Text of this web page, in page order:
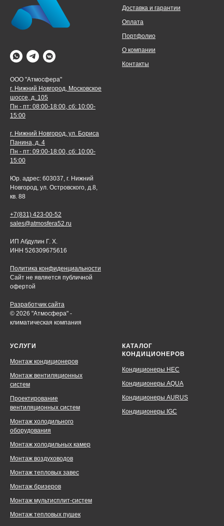
ООО "Атмосфера"
г. Нижний Новгород, Московское
шоссе, д. 105
Пн - пт: 08:00-18:00, сб: 10:00-
15:00
г. Нижний Новгород, ул. Бориса
Панина, д. 4
Пн - пт: 09:00-18:00, сб: 10:00-
15:00
Юр. адрес: 603037, г. Нижний
Новгород, ул. Островского, д.8,
кв. 88
+7(831) 423-00-52
sales@atmosfera52.ru
ИП Абдулин Г. Х.
ИНН 526309675616
Политика конфиденциальности
Сайт не является публичной
офертой
Разработчик сайта
© 2026 "Атмосфера" -
климатическая компания
Доставка и гарантии
Оплата
Портфолио
О компании
Контакты
УСЛУГИ
Монтаж кондиционеров
Монтаж вентиляционных
систем
Проектирование
вентиляционных систем
Монтаж холодильного
оборудования
Монтаж холодильных камер
Монтаж воздуховодов
Монтаж тепловых завес
Монтаж бризеров
Монтаж мультисплит-систем
Монтаж тепловых пушек
КАТАЛОГ
КОНДИЦИОНЕРОВ
Кондиционеры HEC
Кондиционеры AQUA
Кондиционеры AURUS
Кондиционеры IGC